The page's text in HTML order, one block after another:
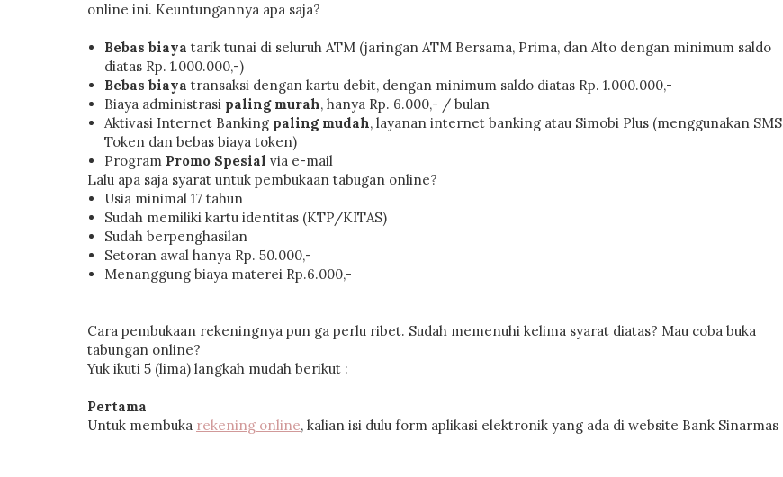
online ini. Keuntungannya apa saja?
Bebas biaya tarik tunai di seluruh ATM (jaringan ATM Bersama, Prima, dan Alto dengan minimum saldo
diatas Rp. 1.000.000,-)
Bebas biaya transaksi dengan kartu debit, dengan minimum saldo diatas Rp. 1.000.000,-
Biaya administrasi paling murah, hanya Rp. 6.000,- / bulan
Aktivasi Internet Banking paling mudah, layanan internet banking atau Simobi Plus (menggunakan SMS
Token dan bebas biaya token)
Program Promo Spesial via e-mail
Lalu apa saja syarat untuk pembukaan tabugan online?
Usia minimal 17 tahun
Sudah memiliki kartu identitas (KTP/KITAS)
Sudah berpenghasilan
Setoran awal hanya Rp. 50.000,-
Menanggung biaya materei Rp.6.000,-
Cara pembukaan rekeningnya pun ga perlu ribet. Sudah memenuhi kelima syarat diatas? Mau coba buka
tabungan online?
Yuk ikuti 5 (lima) langkah mudah berikut :
Pertama
Untuk membuka rekening online, kalian isi dulu form aplikasi elektronik yang ada di website Bank Sinarmas